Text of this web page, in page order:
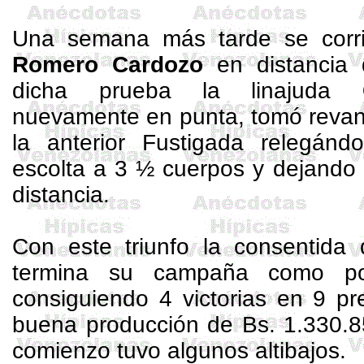
Una semana más tarde se
Romero Cardozoen
dicha prueba la linajuda
nuevamente en punta, tomó
la anterior Fustigada
escolta a 3 ½ cuerpos y dejando
distancia.
Con este triunfo la consentida
termina su campaña como
consiguiendo 4 victorias en 9
buena producción de Bs.
comienzo tuvo algunos altibajos.